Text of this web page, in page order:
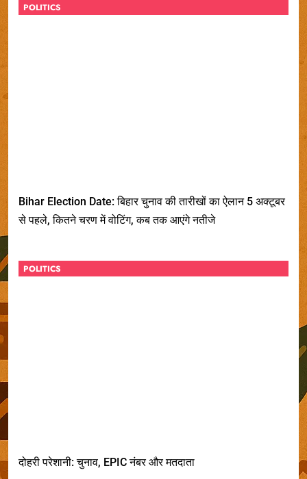
POLITICS
Bihar Election Date: बिहार चुनाव की तारीखों का ऐलान 5 अक्टूबर
से पहले, कितने चरण में वोटिंग, कब तक आएंगे नतीजे
POLITICS
दोहरी परेशानी: चुनाव, EPIC नंबर और मतदाता